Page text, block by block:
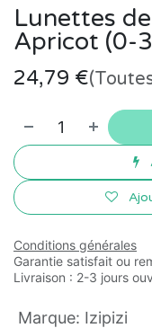
Lunettes
Apricot (0-
24,79 €
Conditions générales
Garantie satisfait ou
Livraison : 2-3 jours
Marque: Izipizi